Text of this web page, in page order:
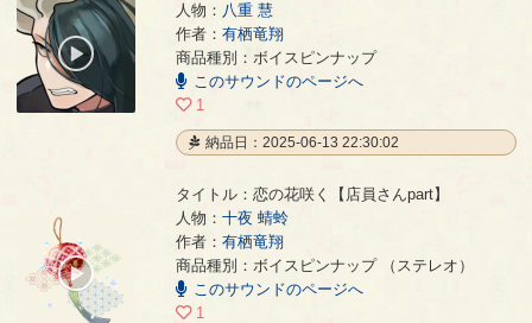
八重 慧《『自凝島＜けがれの澱＞』より》（有栖竜翔VA）
00:00
00:07
人物： 八重 慧
作者： 有栖竜翔
商品種別：ボイスピンナップ
このサウンドのページへ
1
納品日：2025-06-13 22:30:02
恋の花咲く【店員さんpart】 - 有栖竜翔
タイトル：恋の花咲く【店員さんpart】
人物： 十夜 蜻蛉
作者： 有栖竜翔
商品種別：ボイスピンナップ （ステレオ）
このサウンドのページへ
1